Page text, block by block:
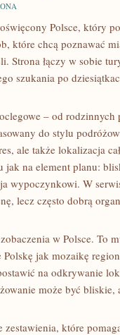
Polsce, który
które chcą poznawać
Strona łączy w sobie
szukania po
– od rodzinnych
do stylu
ale także lokalizacja
na element planu:
wypoczynkowi. W
lecz często dobrą
w Polsce. To
jak mozaikę
na odkrywanie
może być bliskie,
które